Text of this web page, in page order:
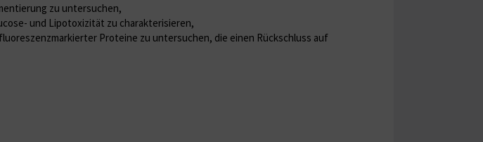
zu untersuchen,
und Lipotoxizität zu charakterisieren,
Proteine zu untersuchen, die einen Rückschluss auf